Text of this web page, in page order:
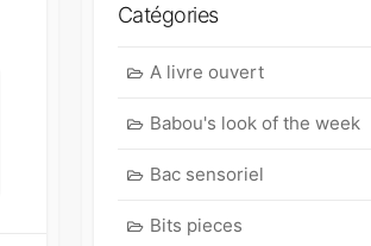
Catégories
A livre ouvert
Babou's look of the week
Bac sensoriel
Bits pieces